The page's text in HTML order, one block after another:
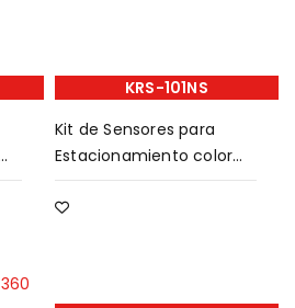
KRS-101NS
Kit de Sensores para
Estacionamiento color
plateado